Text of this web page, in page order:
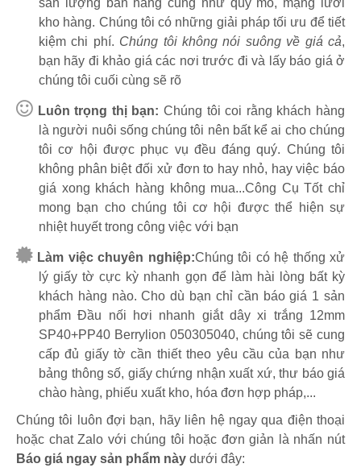
kho hàng. Chúng tôi có những giải pháp tối ưu để tiết
kiệm chi phí. Chúng tôi không nói suông về giá cả,
bạn hãy đi khảo giá các nơi trước đi và lấy báo giá ở
chúng tôi cuối cùng sẽ rõ
Luôn trọng thị bạn: Chúng tôi coi rằng khách hàng
là người nuôi sống chúng tôi nên bất kể ai cho chúng
tôi cơ hội được phục vụ đều đáng quý. Chúng tôi
không phân biệt đối xử đơn to hay nhỏ, hay việc báo
giá xong khách hàng không mua...Công Cụ Tốt chỉ
mong bạn cho chúng tôi cơ hội được thể hiện sự
nhiệt huyết trong công việc với bạn
Làm việc chuyên nghiệp:Chúng tôi có hệ thống xử
lý giấy tờ cực kỳ nhanh gọn để làm hài lòng bất kỳ
khách hàng nào. Cho dù bạn chỉ cần báo giá 1 sản
phẩm Đầu nối hơi nhanh giắt dây xi trắng 12mm
SP40+PP40 Berrylion 050305040, chúng tôi sẽ cung
cấp đủ giấy tờ cần thiết theo yêu cầu của bạn như
bảng thông số, giấy chứng nhận xuất xứ, thư báo giá
chào hàng, phiếu xuất kho, hóa đơn hợp pháp,...
Chúng tôi luôn đợi bạn, hãy liên hệ ngay qua điện thoại
hoặc chat Zalo với chúng tôi hoặc đơn giản là nhấn nút
Báo giá ngay sản phẩm này dưới đây: